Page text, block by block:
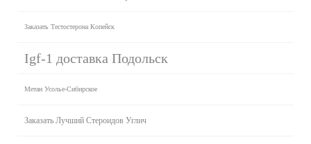
Заказать Тестостерона Копейск
Igf-1 доставка Подольск
Метан Усолье-Сибирское
Заказать Лучший Стероидов Углич